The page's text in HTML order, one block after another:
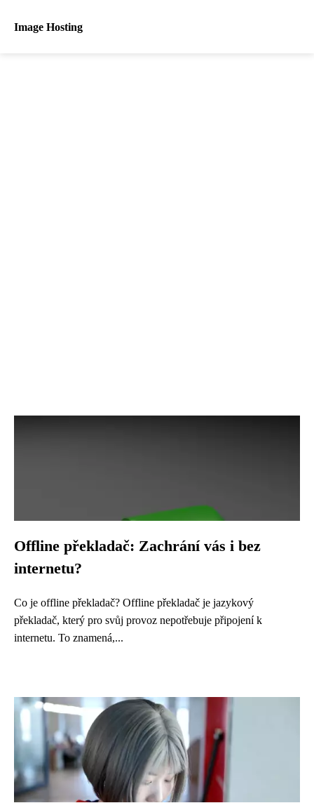
Image Hosting
Offline překladač: Zachrání vás i bez
internetu?
Co je offline překladač? Offline překladač je jazykový
překladač, který pro svůj provoz nepotřebuje připojení k
internetu. To znamená,...